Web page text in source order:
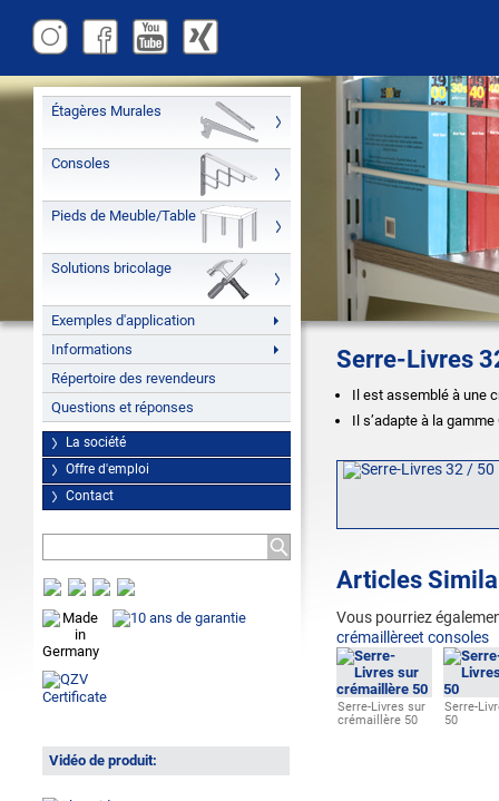
Étagères Murales
Consoles
Pieds de Meuble/Table
Solutions bricolage
Exemples d'application
Informations
Répertoire des revendeurs
Questions et réponses
La société
Offre d'emploi
Contact
Vidéo de produit:
Serre-Livres
Il est assemblé à une
Il s’adapte à la
Articles
Vous pourriez
crémaillèreet consoles
Serre-Livres sur
crémaillère 50
Serre-
50